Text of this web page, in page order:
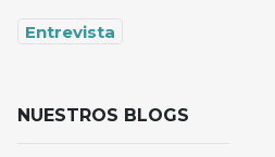
Entrevista
NUESTROS BLOGS